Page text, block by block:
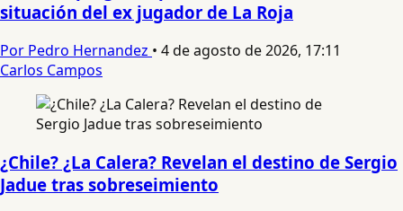
situación del ex jugador de La Roja
Por Pedro Hernandez • 4 de agosto de 2026, 17:11
Carlos Campos
¿Chile? ¿La Calera? Revelan el destino de Sergio
Jadue tras sobreseimiento